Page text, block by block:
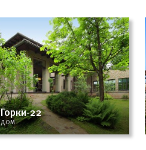
Горки-22
ДОМ